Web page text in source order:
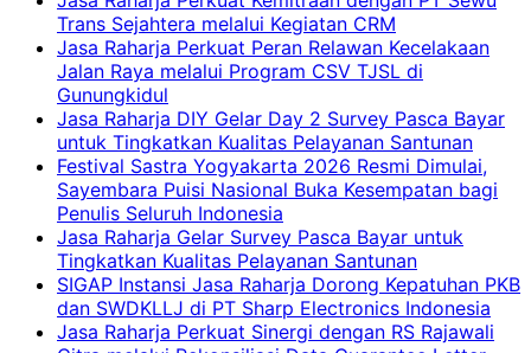
Trans Sejahtera melalui Kegiatan CRM
Jasa Raharja Perkuat Peran Relawan Kecelakaan
Jalan Raya melalui Program CSV TJSL di
Gunungkidul
Jasa Raharja DIY Gelar Day 2 Survey Pasca Bayar
untuk Tingkatkan Kualitas Pelayanan Santunan
Festival Sastra Yogyakarta 2026 Resmi Dimulai,
Sayembara Puisi Nasional Buka Kesempatan bagi
Penulis Seluruh Indonesia
Jasa Raharja Gelar Survey Pasca Bayar untuk
Tingkatkan Kualitas Pelayanan Santunan
SIGAP Instansi Jasa Raharja Dorong Kepatuhan PKB
dan SWDKLLJ di PT Sharp Electronics Indonesia
Jasa Raharja Perkuat Sinergi dengan RS Rajawali